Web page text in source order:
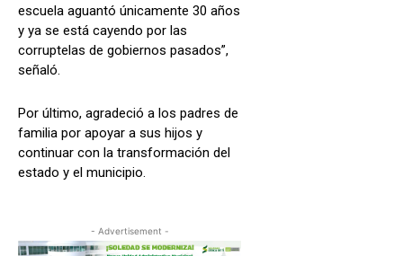
escuela aguantó únicamente 30 años
y ya se está cayendo por las
corruptelas de gobiernos pasados”,
señaló.
Por último, agradeció a los padres de
familia por apoyar a sus hijos y
continuar con la transformación del
estado y el municipio.
- Advertisement -